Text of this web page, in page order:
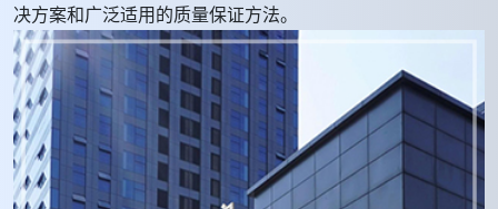
决方案和广泛适用的质量保证方法。